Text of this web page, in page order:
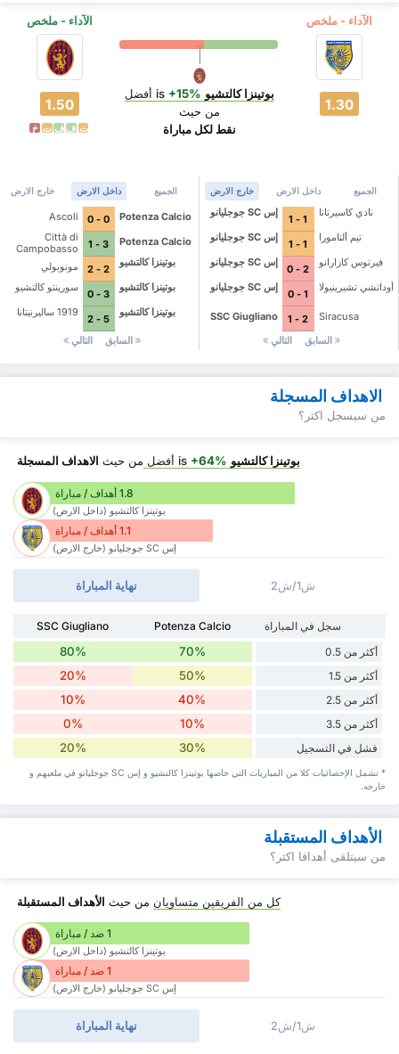
الآداء - ملخص الآداء - ملخص
1.50
ت ف ف ت خ
بوتينزا كالتشيو +15%
أفضل
من حيث
نقط لكل مباراة
1.30
الجميع داخل الارض خارج الارض
Ascoli 0 - 0
Potenza Calcio
Città di
Campobasso
3 - 1
Potenza Calcio
مونوبولي
2 - 2
بوتينزا كالتشيو
سورينتو كالتشيو
3 - 0
بوتينزا كالتشيو
1919 ساليرنيتانا
5 - 2
بوتينزا كالتشيو
السابق التالي
الجميع داخل الارض خارج الارض
إس SC جوجليانو
1 - 1
نادي كاسيرتانا
إس SC جوجليانو
1 - 1
تيم ألتامورا
إس SC جوجليانو
2 - 0
فيرتوس كازارانو
إس SC جوجليانو
1 - 0
أوداتشي تشيرينيولا
SSC Giugliano 2 - 1
Siracusa
السابق
التالي
الاهداف المسجلة
من سيسجل اكثر؟
بوتينزا كالتشيو +64% أفضل من حيث الاهداف المسجلة
1.8 أهداف / مباراة
بوتينزا كالتشيو (داخل الارض)
1.1 أهداف / مباراة
إس SC جوجليانو (خارج الارض)
نهاية المباراة ش1/ش2
سجل في المباراة Potenza Calcio
SSC Giugliano
أكثر من 0.5
70%
80%
أكثر من 1.5 50%
20%
أكثر من 2.5 40%
10%
أكثر من 3.5 10%
0%
فشل في التسجيل 30%
20%
* تشمل الإحصائيات كلا من المباريات التي خاضها بوتينزا كالتشيو و إس SC جوجليانو في ملعبهم و
خارجه.
الأهداف المستقبلة
من سيتلقى أهدافا اكثر؟
كل من الفريقين متساويان من حيث الأهداف المستقبلة
1 ضد / مباراة
بوتينزا كالتشيو (داخل الارض)
1 ضد / مباراة
إس SC جوجليانو (خارج الارض)
نهاية المباراة ش1/ش2